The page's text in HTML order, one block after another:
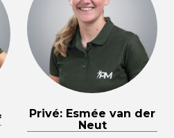
Privé: Esmée van der
Neut